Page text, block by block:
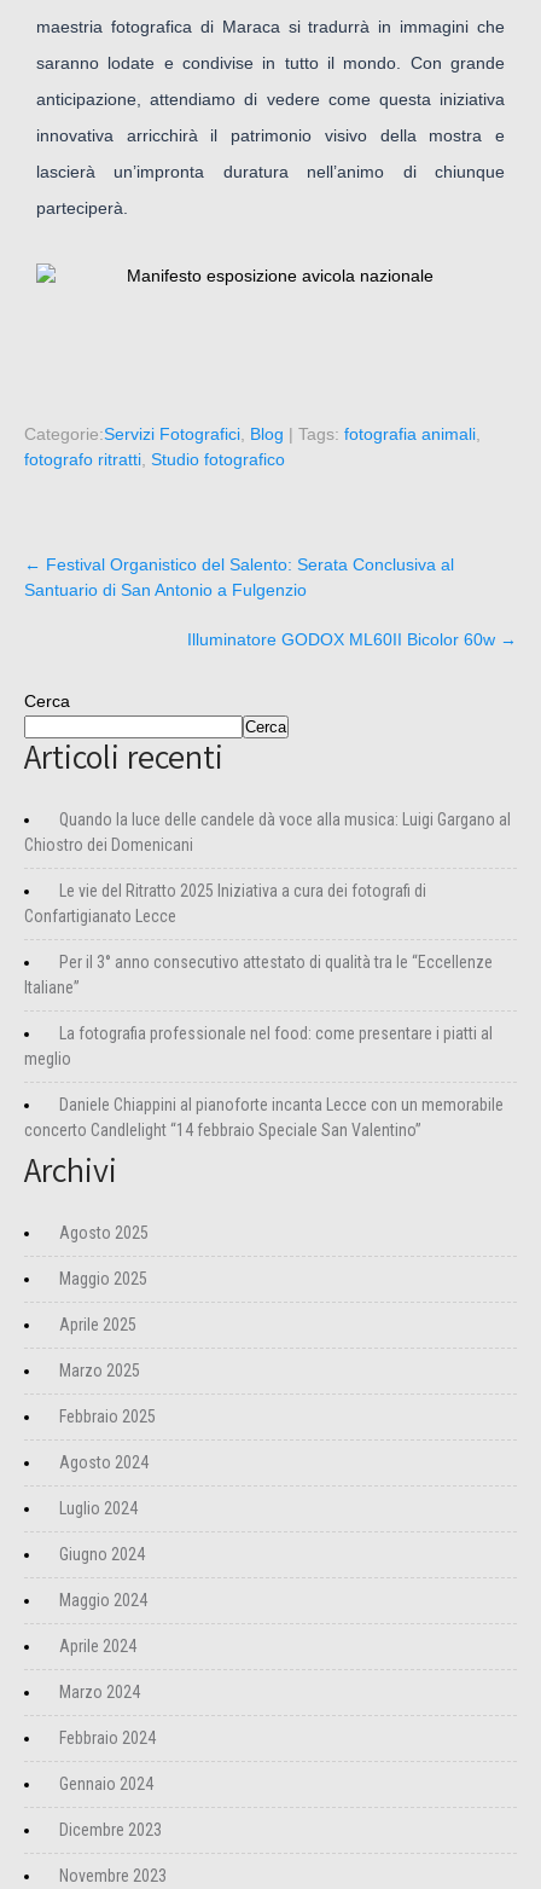
maestria fotografica di Maraca si tradurrà in immagini che
saranno lodate e condivise in tutto il mondo. Con grande
anticipazione, attendiamo di vedere come questa iniziativa
innovativa arricchirà il patrimonio visivo della mostra e
lascierà un’impronta duratura nell’animo di chiunque
parteciperà.
Categorie:Servizi Fotografici Blog | Tags: fotografia animali
fotografo ritratti Studio fotografico
← Festival Organistico del Salento: Serata Conclusiva al
Santuario di San Antonio a Fulgenzio
Illuminatore GODOX ML60II Bicolor 60w →
Cerca
Cerca
Articoli recenti
Quando la luce delle candele dà voce alla musica: Luigi Gargano al
Chiostro dei Domenicani
Le vie del Ritratto 2025 Iniziativa a cura dei fotografi di
Confartigianato Lecce
Per il 3° anno consecutivo attestato di qualità tra le “Eccellenze
Italiane”
La fotografia professionale nel food: come presentare i piatti al
meglio
Daniele Chiappini al pianoforte incanta Lecce con un memorabile
concerto Candlelight “14 febbraio Speciale San Valentino”
Archivi
Agosto 2025
Maggio 2025
Aprile 2025
Marzo 2025
Febbraio 2025
Agosto 2024
Luglio 2024
Giugno 2024
Maggio 2024
Aprile 2024
Marzo 2024
Febbraio 2024
Gennaio 2024
Dicembre 2023
Novembre 2023